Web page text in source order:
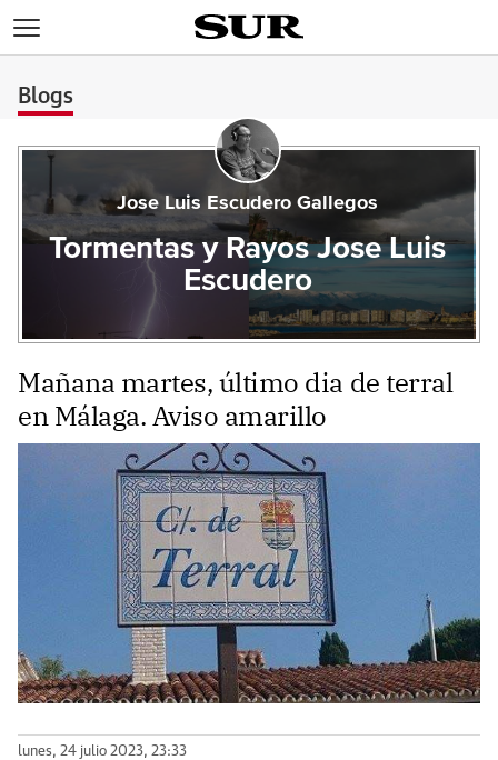
Blogs
Jose Luis Escudero Gallegos
Tormentas y Rayos Jose Luis
Escudero
Mañana martes, último dia de terral
en Málaga. Aviso amarillo
lunes, 24 julio 2023, 23:33